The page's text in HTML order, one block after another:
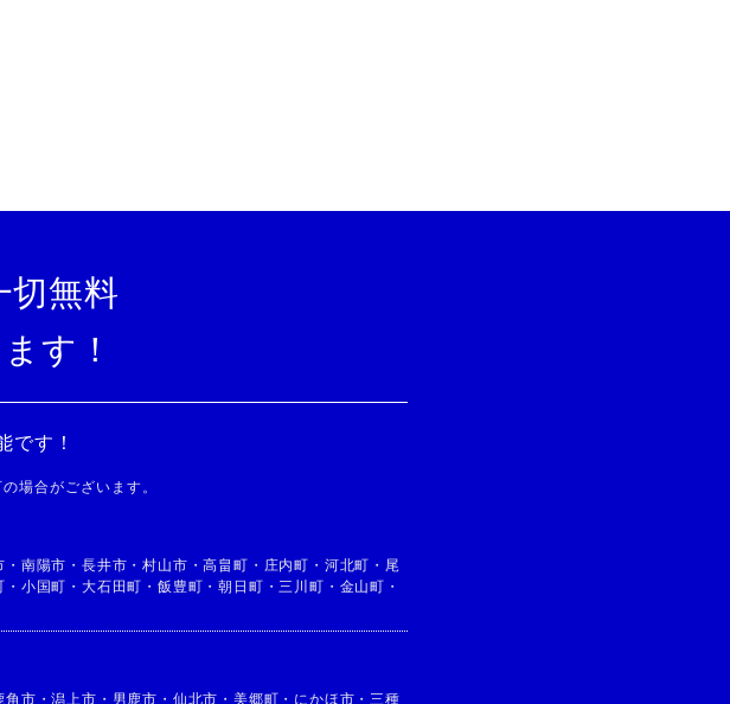
切無料
す！
です！
場合がございます。
・ 南陽市 ・ 長井市 ・村山市 ・高畠町 ・ 庄内町 ・ 河北町 ・ 尾
・ 小国町 ・ 大石田町 ・ 飯豊町 ・朝日町 ・ 三川町 ・ 金山町 ・
角市 ・潟上市 ・ 男鹿市 ・ 仙北市 ・美郷町 ・ にかほ市 ・ 三種